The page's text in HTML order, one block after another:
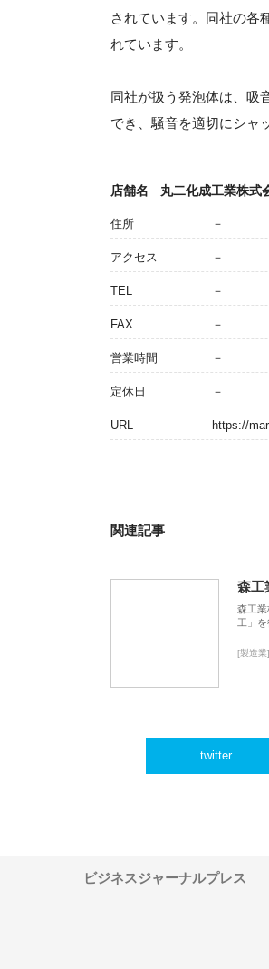
されています。同社の各
れています。
同社が扱う発泡体は、吸
でき、騒音を適切にシャ
店舗名 丸二化成工業株式
住所 －
アクセス －
TEL －
FAX －
営業時間 －
定休日 －
URL https://
関連記事
森工
森工
工」
[製造
twitter
ビジネスジャーナルプレス